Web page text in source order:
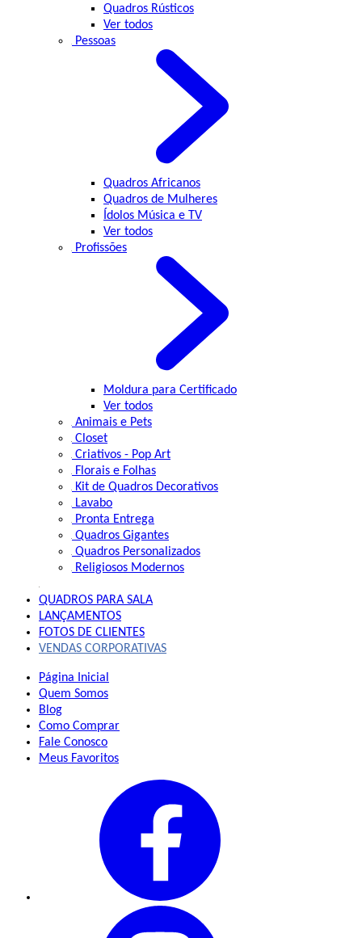
Quadros Rústicos
Ver todos
Pessoas
Quadros Africanos
Quadros de Mulheres
Ídolos Música e TV
Ver todos
Profissões
Moldura para Certificado
Ver todos
Animais e Pets
Closet
Criativos - Pop Art
Florais e Folhas
Kit de Quadros Decorativos
Lavabo
Pronta Entrega
Quadros Gigantes
Quadros Personalizados
Religiosos Modernos
QUADROS PARA SALA
LANÇAMENTOS
FOTOS DE CLIENTES
VENDAS CORPORATIVAS
Página Inicial
Quem Somos
Blog
Como Comprar
Fale Conosco
Meus Favoritos